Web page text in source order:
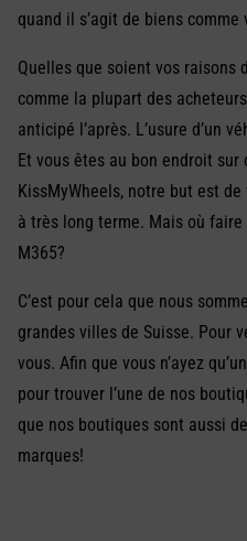
quand il s’agit de biens
Quelles que soient vos raisons
comme la plupart des
anticipé l’après. L’usure d’un
Et vous êtes au bon endroit sur
KissMyWheels, notre but est
à très long terme. Mais où
M365?
C’est pour cela que nous
grandes villes de Suisse. Pour
vous. Afin que vous n’ayez
pour trouver l’une de nos
que nos boutiques sont aussi
marques!